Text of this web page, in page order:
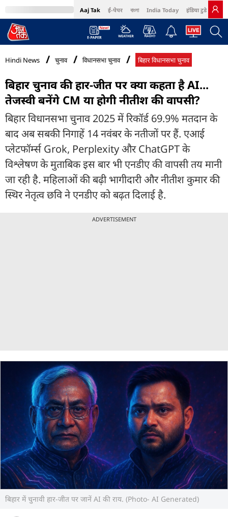
Aaj Tak ई-पेपर বাংলা India Today इंडिया टुडे हिंदी
MumbaiTak Cosmopolitan Harper's Bazaar Northeast
Hindi News चुनाव विधानसभा चुनाव बिहार विधानसभा चुनाव
बिहार चुनाव की हार-जीत पर क्या कहता है AI...
तेजस्वी बनेंगे CM या होगी नीतीश की वापसी?
बिहार विधानसभा चुनाव 2025 में रिकॉर्ड 69.9% मतदान के
बाद अब सबकी निगाहें 14 नवंबर के नतीजों पर हैं. एआई
प्लेटफॉर्म्स Grok, Perplexity और ChatGPT के
विश्लेषण के मुताबिक इस बार भी एनडीए की वापसी तय मानी
जा रही है. महिलाओं की बढ़ी भागीदारी और नीतीश कुमार की
स्थिर नेतृत्व छवि ने एनडीए को बढ़त दिलाई है.
ADVERTISEMENT
बिहार में चुनावी हार-जीत पर जानें AI की राय. (Photo- AI Generated)